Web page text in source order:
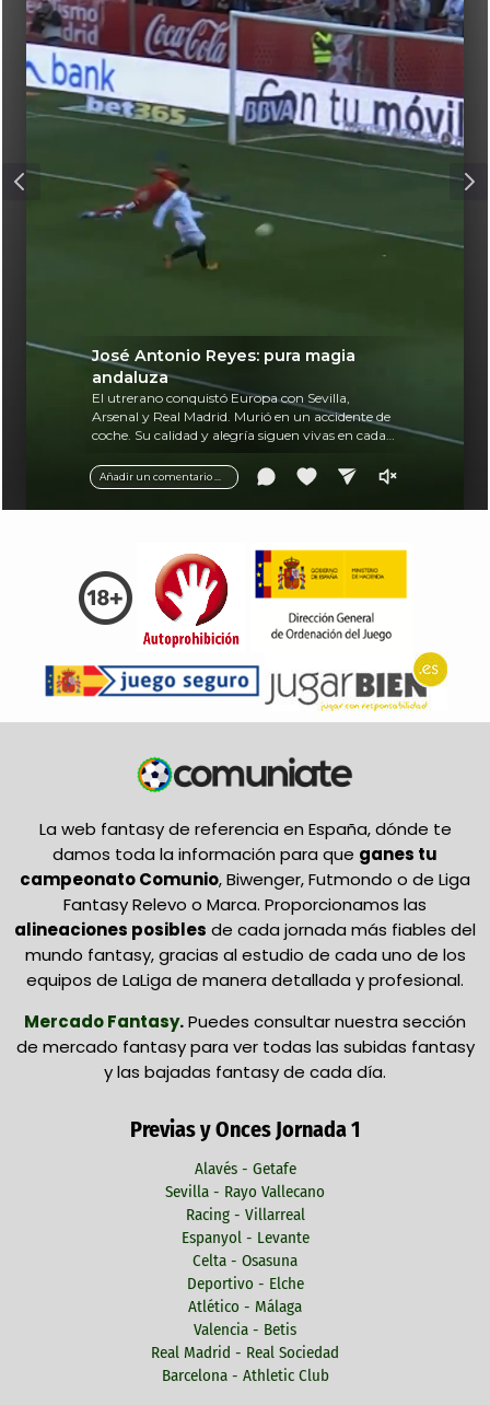
Añadir un comentario ...
José Antonio Reyes: pura magia
andaluza
El utrerano conquistó Europa con Sevilla,
Arsenal y Real Madrid. Murió en un accidente de
coche. Su calidad y alegría siguen vivas en cada
La web fantasy de referencia en España, dónde te
damos toda la información para que ganes tu
campeonato Comunio, Biwenger, Futmondo o de Liga
Fantasy Relevo o Marca. Proporcionamos las
alineaciones posibles de cada jornada más fiables del
mundo fantasy, gracias al estudio de cada uno de los
equipos de LaLiga de manera detallada y profesional.
Mercado Fantasy.Puedes consultar nuestra sección
de mercado fantasy para ver todas las subidas fantasy
y las bajadas fantasy de cada día.
Previas y Onces Jornada 1
Alavés - Getafe
Sevilla - Rayo Vallecano
Racing - Villarreal
Espanyol - Levante
Celta - Osasuna
Deportivo - Elche
Atlético - Málaga
Valencia - Betis
Real Madrid - Real Sociedad
Barcelona - Athletic Club